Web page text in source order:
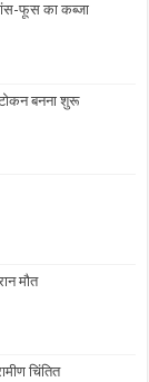
फूस का कब्जा
बनना शुरू
मौत
चिंतित